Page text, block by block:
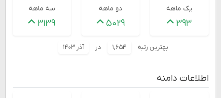
یک ماهه
۳۹۳
دو ماهه
۵۰۲۹
سه ماهه
۳۱۳۹
بهترین رتبه ۱,۶۵۴ در آذر ۱۴۰۳
اطلاعات دامنه